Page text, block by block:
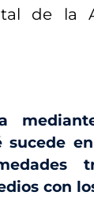
de la
sucede
con